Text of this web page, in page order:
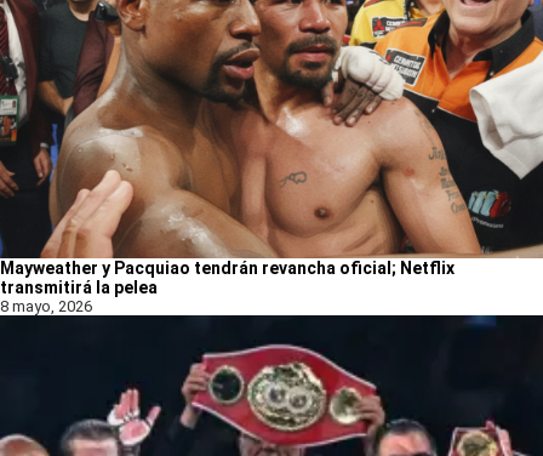
Mayweather y Pacquiao tendrán revancha oficial; Netflix
transmitirá la pelea
8 mayo, 2026